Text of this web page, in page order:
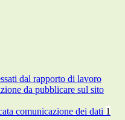
dal rapporto di lavoro
da pubblicare sul sito
comunicazione dei dati 1